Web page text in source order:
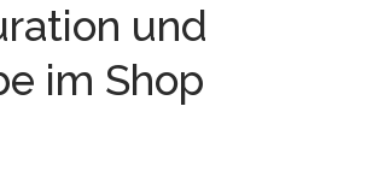
und
im Shop